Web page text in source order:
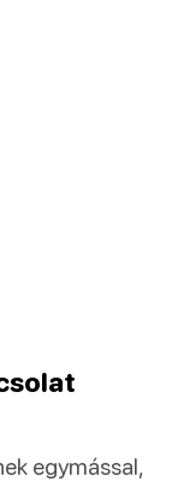
egymással,